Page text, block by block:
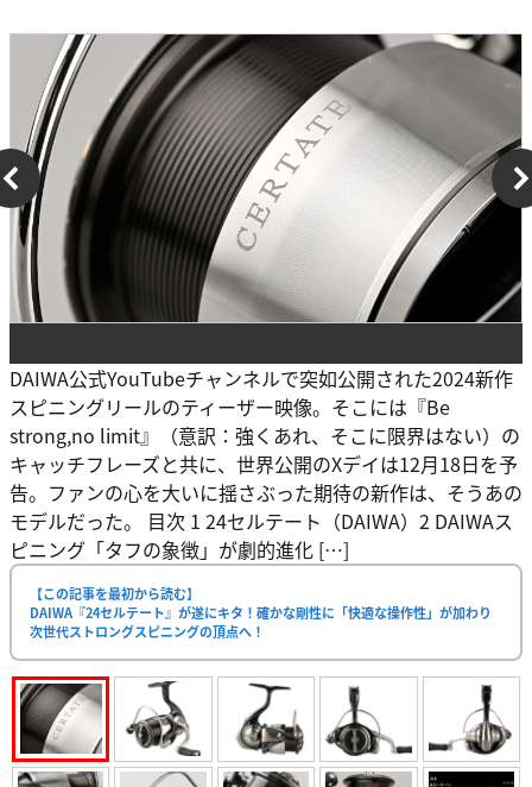
DAIWA公式YouTubeチャンネルで突如公開された2024新作
スピニングリールのティーザー映像。そこには『Be
strong,no limit』（意訳：強くあれ、そこに限界はない）の
キャッチフレーズと共に、世界公開のXデイは12月18日を予
告。ファンの心を大いに揺さぶった期待の新作は、そうあの
モデルだった。 目次 1 24セルテート（DAIWA）2 DAIWAス
ピニング「タフの象徴」が劇的進化 […]
【この記事を最初から読む】
DAIWA『24セルテート』が遂にキタ！確かな剛性に「快適な操作性」が加わり
次世代ストロングスピニングの頂点へ！